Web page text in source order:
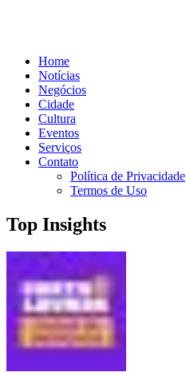
Home
Notícias
Negócios
Cidade
Cultura
Eventos
Serviços
Contato
Política de Privacidade
Termos de Uso
Top Insights